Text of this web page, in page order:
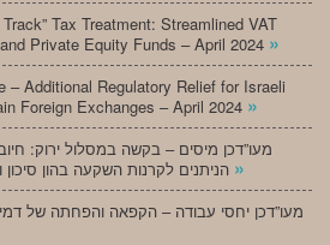
Tax Treatment: Streamlined VAT
Private Equity Funds – April 2024 »
– Additional Regulatory Relief for Israeli
Foreign Exchanges – April 2024 »
מעו”דכן מיסים – בקשה במסלול ירוק:
»